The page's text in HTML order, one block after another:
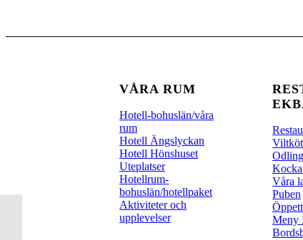
VÅRA RUM
Hotell-bohuslän/våra
rum
Hotell Ängslyckan
Hotell Hönshuset
Uteplatser
Hotellrum-
bohuslän/hotellpaket
Aktiviteter och
upplevelser
Våra
Puben
Meny